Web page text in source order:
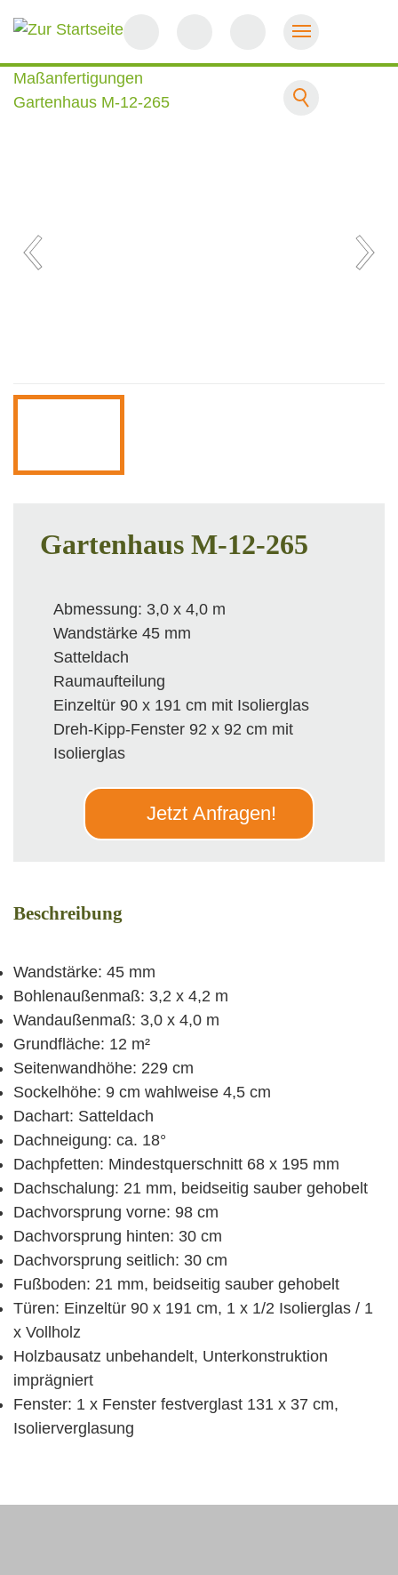
Maßanfertigungen
Gartenhaus M-12-265
Gartenhaus M-12-265
Abmessung: 3,0 x 4,0 m
Wandstärke 45 mm
Satteldach
Raumaufteilung
Einzeltür 90 x 191 cm mit Isolierglas
Dreh-Kipp-Fenster 92 x 92 cm mit
Isolierglas
Jetzt Anfragen!
Beschreibung
Wandstärke: 45 mm
Bohlenaußenmaß: 3,2 x 4,2 m
Wandaußenmaß: 3,0 x 4,0 m
Grundfläche: 12 m²
Seitenwandhöhe: 229 cm
Sockelhöhe: 9 cm wahlweise 4,5 cm
Dachart: Satteldach
Dachneigung: ca. 18°
Dachpfetten: Mindestquerschnitt 68 x 195 mm
Dachschalung: 21 mm, beidseitig sauber gehobelt
Dachvorsprung vorne: 98 cm
Dachvorsprung hinten: 30 cm
Dachvorsprung seitlich: 30 cm
Fußboden: 21 mm, beidseitig sauber gehobelt
Türen: Einzeltür 90 x 191 cm, 1 x 1/2 Isolierglas / 1
x Vollholz
Holzbausatz unbehandelt, Unterkonstruktion
imprägniert
Fenster: 1 x Fenster festverglast 131 x 37 cm,
Isolierverglasung